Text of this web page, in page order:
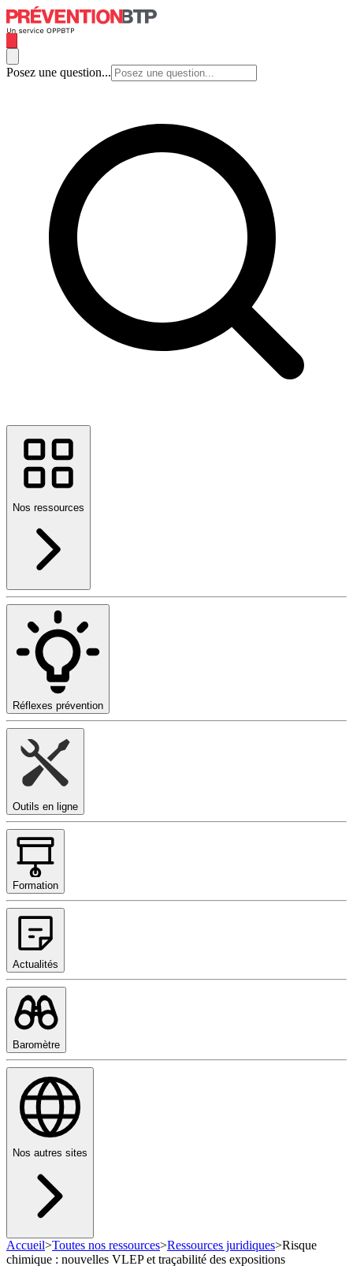
Posez une question...
Nos ressources
Réflexes prévention
Outils en ligne
Formation
Actualités
Baromètre
Nos autres sites
Accueil>Toutes nos ressources>Ressources juridiques>Risque
chimique : nouvelles VLEP et traçabilité des expositions